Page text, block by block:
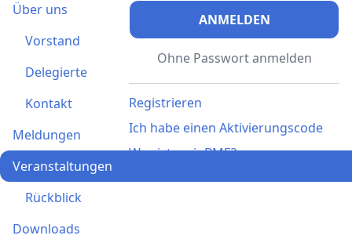
ANMELDEN
Ohne Passwort anmelden
Registrieren
Ich habe einen Aktivierungscode
Was ist meinBME?
Über uns
Vorstand
Delegierte
Kontakt
Meldungen
Veranstaltungen
Rückblick
Downloads